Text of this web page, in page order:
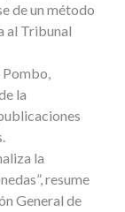
de un método
al Tribunal
Pombo,
la
la
resume
General de